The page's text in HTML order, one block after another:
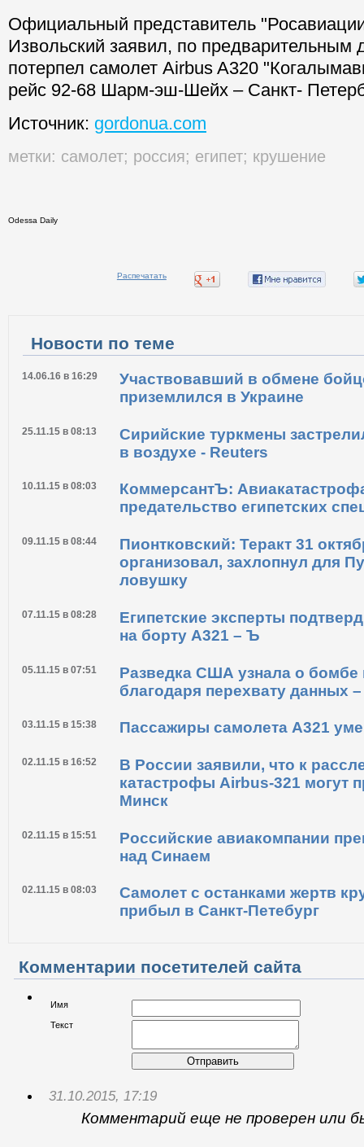
Официальный представитель
Извольский заявил, по
потерпел самолет Airbus A320
рейс 92-68 Шарм-эш-Шейх – Санкт-
Источник: gordonua.com
метки: самолет; россия; египет; крушение
Odessa Daily
Распечатать
Новости по теме
14.06.16 в 16:29
Участвовавший в обмене
приземлился в Украине
25.11.15 в 08:13
Сирийские туркмены
в воздухе - Reuters
10.11.15 в 08:03
КоммерсантЪ:
предательство египетских
09.11.15 в 08:44
Пионтковский: Теракт 31
организовал, захлопнул для
ловушку
07.11.15 в 08:28
Египетские эксперты
на борту A321 – Ъ
05.11.15 в 07:51
Разведка США узнала о бомбе
благодаря перехвату данных
03.11.15 в 15:38 Пассажиры самолета А321
02.11.15 в 16:52
В России заявили, что к
катастрофы Airbus-321 могут
Минск
02.11.15 в 15:51
Российские авиакомпании
над Синаем
02.11.15 в 08:03
Самолет с останками жертв
прибыл в Санкт-Петебург
Комментарии посетителей сайта
Имя
Текст
Отправить
31.10.2015, 17:19
Комментарий еще не проверен или